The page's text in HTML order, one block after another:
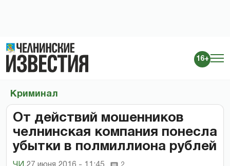
16+
Криминал
От действий мошенников
челнинская компания понесла
убытки в полмиллиона рублей